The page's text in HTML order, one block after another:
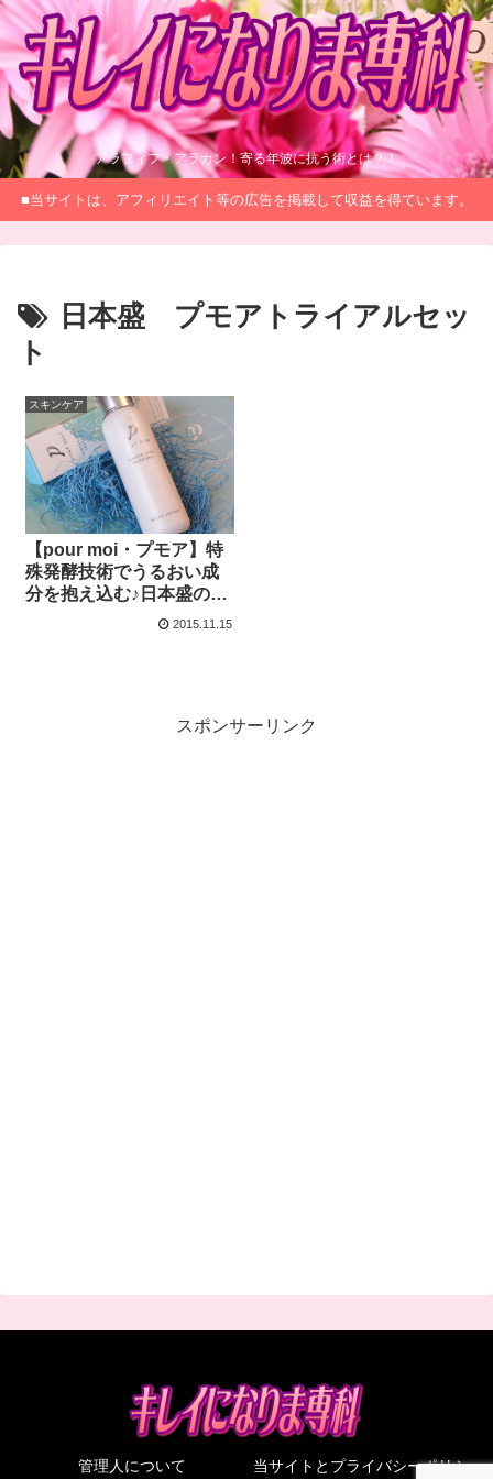
アラフィフ・アラカン！寄る年波に抗う術とは？！
■当サイトは、アフィリエイト等の広告を掲載して収益を得ています。
日本盛 プモアトライアルセッ
ト
スキンケア
【pour moi・プモア】特
殊発酵技術でうるおい成
分を抱え込む♪日本盛の新
2015.11.15
スポンサーリンク
管理人について 当サイトとプライバシーポリシ